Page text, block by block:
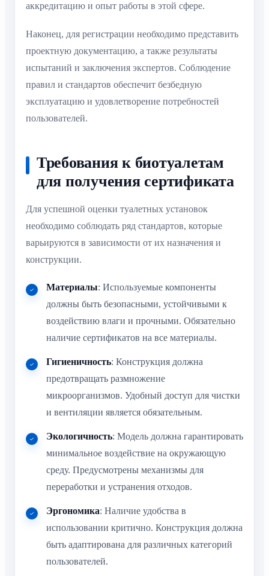
аккредитацию и опыт работы в этой сфере.
Наконец, для регистрации необходимо представить
проектную документацию, а также результаты
испытаний и заключения экспертов. Соблюдение
правил и стандартов обеспечит безбедную
эксплуатацию и удовлетворение потребностей
пользователей.
Требования к биотуалетам
для получения сертификата
Для успешной оценки туалетных установок
необходимо соблюдать ряд стандартов, которые
варьируются в зависимости от их назначения и
конструкции.
Материалы: Используемые компоненты
должны быть безопасными, устойчивыми к
воздействию влаги и прочными. Обязательно
наличие сертификатов на все материалы.
Гигиеничность: Конструкция должна
предотвращать размножение
микроорганизмов. Удобный доступ для чистки
и вентиляции является обязательным.
Экологичность: Модель должна гарантировать
минимальное воздействие на окружающую
среду. Предусмотрены механизмы для
переработки и устранения отходов.
Эргономика: Наличие удобства в
использовании критично. Конструкция должна
быть адаптирована для различных категорий
пользователей.